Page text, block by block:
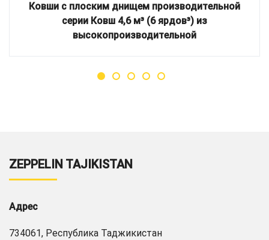
Ковши с плоским днищем производительной
серии Ковш 4,6 м³ (6 ярдов³) из
высокопроизводительной
ZEPPELIN TAJIKISTAN
Адрес
734061, Республика Таджикистан